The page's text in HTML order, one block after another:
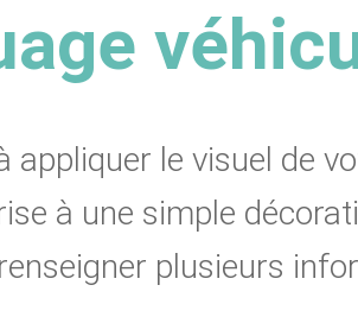
appliquer le visuel de
à une simple
plusieurs